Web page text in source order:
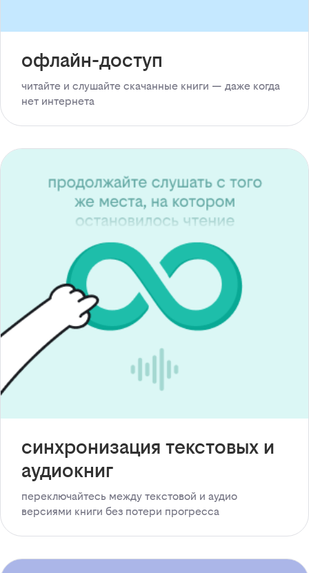
офлайн-доступ
читайте и слушайте скачанные книги — даже когда
нет интернета
синхронизация текстовых и
аудиокниг
переключайтесь между текстовой и аудио
версиями книги без потери прогресса